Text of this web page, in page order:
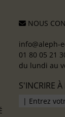
NOUS
info@aleph-
01 80 05 21
du lundi au
S'INCRIRE